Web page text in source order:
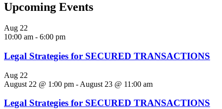
Upcoming Events
Aug 22
10:00 am - 6:00 pm
Legal Strategies for SECURED TRANSACTIONS
Aug 22
August 22 @ 1:00 pm - August 23 @ 11:00 am
Legal Strategies for SECURED TRANSACTIONS